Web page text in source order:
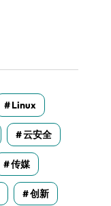
Linux
云安全
传媒
创新